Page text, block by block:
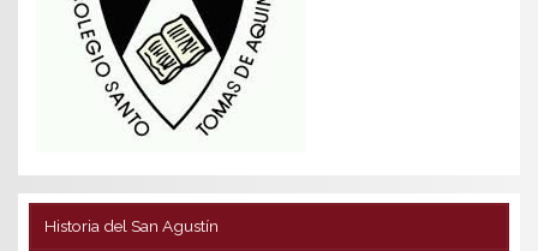
Historia del San Agustín